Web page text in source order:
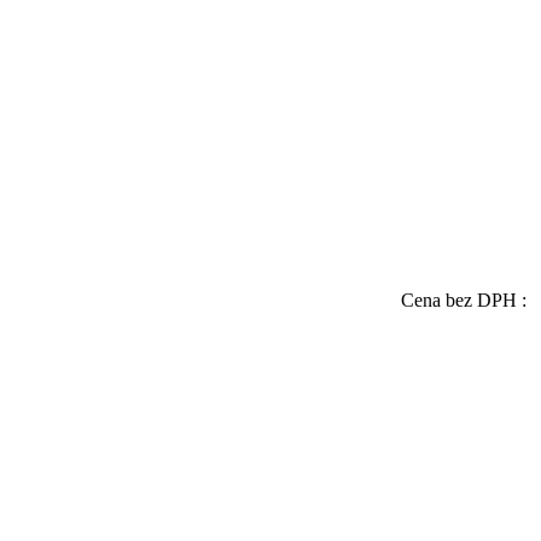
Cena bez DPH :